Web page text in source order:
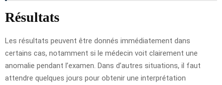
Résultats
Les résultats peuvent être donnés immédiatement dans
certains cas, notamment si le médecin voit clairement une
anomalie pendant l’examen. Dans d’autres situations, il faut
attendre quelques jours pour obtenir une interprétation